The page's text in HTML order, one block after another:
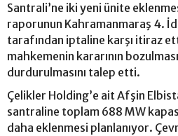
Santrali’ne iki yeni ünite
raporunun Kahramanmaraş 4.
tarafından iptaline karşı itiraz
mahkemenin kararının
durdurulmasını talep etti.
Çelikler Holding’e ait Afşin
santraline toplam 688 MW
daha eklenmesi planlanıyor.